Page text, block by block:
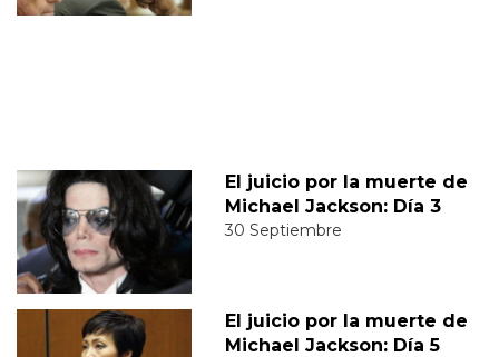
El juicio por la muerte de
Michael Jackson: Día 3
30 Septiembre
El juicio por la muerte de
Michael Jackson: Día 5